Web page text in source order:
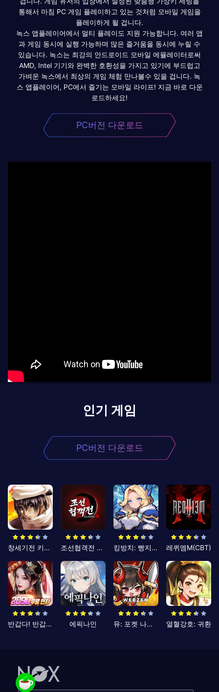
통해서 마침 PC 게임 플레이하고 있는 것처럼 모바일 게임을
플레이하게 될 겁니다.
녹스 앱플레이어에서 멀티 플레이도 지원 가능합니다. 여러 앱
과 게임 동시에 실행 가능하며 많은 즐거움을 동시에 누릴 수
있습니다. 녹스는 최강의 안드로이드 모바일 에뮬레이터로써
AMD, Intel 기기와 완벽한 호환성을 가지고 있기에 부드럽고
가벼운 녹스에서 최상의 게임 체험 만나볼수 있을 겁니다. 녹
스 앱플레이어, PC에서 즐기는 모바일 라이프! 지금 바로 다운
로드하세요!
PC버전 다운로드
인기 게임
PC버전 다운로드
창세기전 키우기 조선협객전 클래식 킹방치: 빵지의 제왕 레퀴엠M(CBT)
반갑다! 반갑삼국지 에픽나인 뮤: 포켓 나이츠 열혈강호: 귀환